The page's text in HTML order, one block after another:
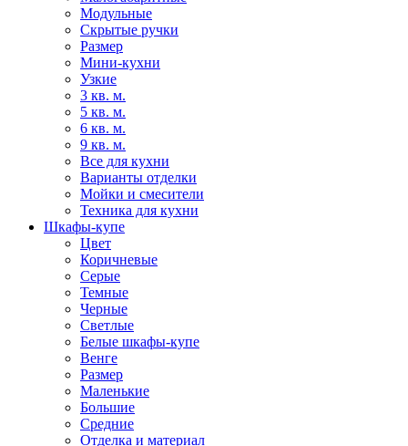
Модульные
Скрытые ручки
Размер
Мини-кухни
Узкие
3 кв. м.
5 кв. м.
6 кв. м.
9 кв. м.
Все для кухни
Варианты отделки
Мойки и смесители
Техника для кухни
Шкафы-купе
Цвет
Коричневые
Серые
Темные
Черные
Светлые
Белые шкафы-купе
Венге
Размер
Маленькие
Большие
Средние
Отделка и материал